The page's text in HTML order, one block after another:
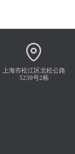
上海市松江区北松公路
5239号2栋